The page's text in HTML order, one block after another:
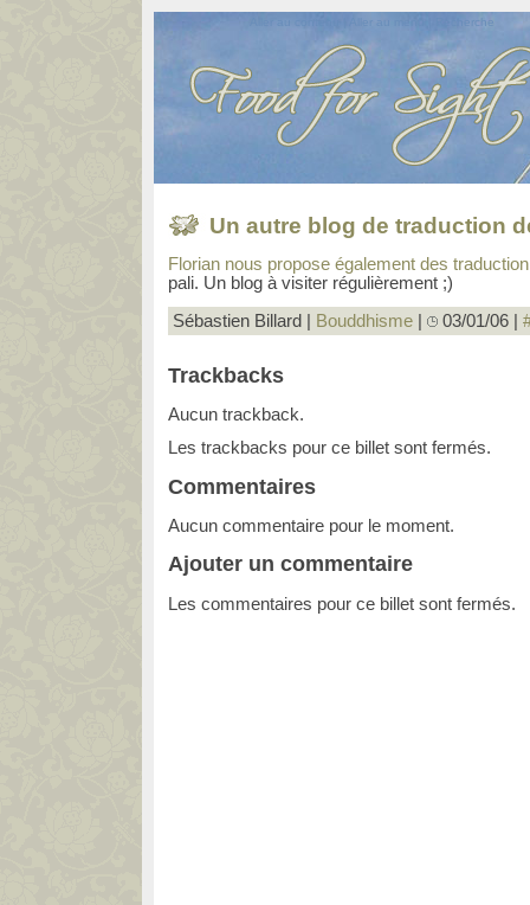
Recherche
Un autre blog de traduction
Florian nous propose également des
pali. Un blog à visiter régulièrement ;)
Sébastien Billard |
Bouddhisme 03/01/06
Trackbacks
Aucun trackback.
Les trackbacks pour ce billet sont fermés.
Commentaires
Aucun commentaire pour le moment.
Ajouter un commentaire
Les commentaires pour ce billet sont fermés.